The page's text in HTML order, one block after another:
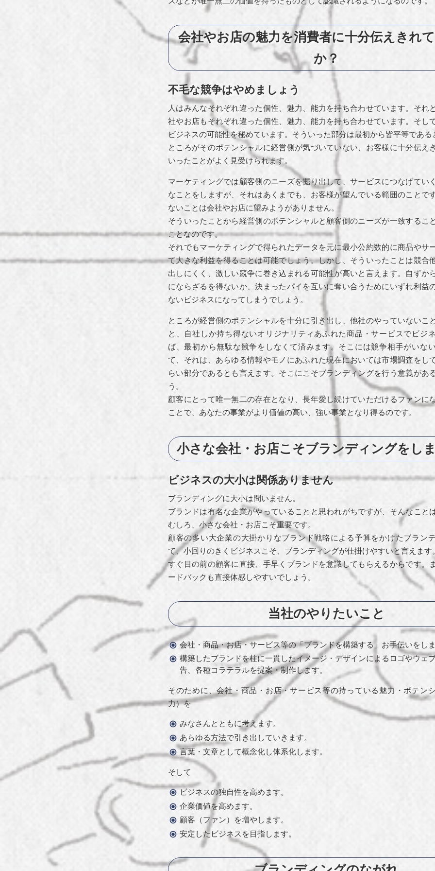
会社やお店の魅力を消費者に十分伝えきれ
か？
不毛な競争はやめましょう
人はみんなそれぞれ違った個性、魅力、能力を持ち合わせています。それ
社やお店もそれぞれ違った個性、魅力、能力を持ち合わせています。そし
ビジネスの可能性を秘めています。そういった部分は最初から皆平等である
ところがそのポテンシャルに経営側が気づいていない、お客様に十分伝え
いったことがよく見受けられます。
マーケティングでは顧客側のニーズを掘り出して、サービスにつなげてい
なことをしますが、それはあくまでも、お客様が望んでいる範囲のことで
ないことは会社やお店に望みようがありません。
そういったことから経営側のポテンシャルと顧客側のニーズが一致するこ
ことなのです。
それでもマーケティングで得られたデータを元に最小公約数的に商品やサ
て大きな利益を得ることは可能でしょう。しかし、そういったことは競合
出しにくく、激しい競争に巻き込まれる可能性が高いと言えます。自ずか
にならざるを得ないか、決まったパイを互いに奪い合うためにいずれ利益
ないビジネスになってしまうでしょう。
ところが経営側のポテンシャルを十分に引き出し、他社のやっていないこ
と、自社しか持ち得ないオリジナリティあふれた商品・サービスでビジ
ば、最初から無駄な競争をしなくて済みます。そこには競争相手がいな
て、それは、あらゆる情報やモノにあふれた現在においては市場調査をし
らい部分であるとも言えます。そこにこそブランディングを行う意義があ
う。
顧客にとって唯一無二の存在となり、長年愛し続けていただけるファンに
ことで、あなたの事業がより価値の高い、強い事業となり得るのです。
小さな会社・お店こそブランディングをし
ビジネスの大小は関係ありません
ブランディングに大小は問いません。
ブランドは有名な企業がやっていることと思われがちですが、そんなこと
むしろ、小さな会社・お店こそ重要です。
顧客の多い大企業の大掛かりなブランド戦略による予算をかけたブラン
て、小回りのきくビジネスこそ、ブランディングが仕掛けやすいと言えます
すぐ目の前の顧客に直接、手早くブランドを意識してもらえるからです。
ードバックも直接体感しやすいでしょう。
当社のやりたいこと
会社・商品・お店・サービス等の「ブランドを構築する」お手伝いをし
構築したブランドを柱に一貫したイメージ・デザインによるロゴやウェ
告、各種コラテラルを提案・制作します。
そのために、会社・商品・お店・サービス等の持っている魅力・ポテン
力）を
みなさんとともに考えます。
あらゆる方法で引き出していきます。
言葉・文章として概念化し体系化します。
そして
ビジネスの独自性を高めます。
企業価値を高めます。
顧客（ファン）を増やします。
安定したビジネスを目指します。